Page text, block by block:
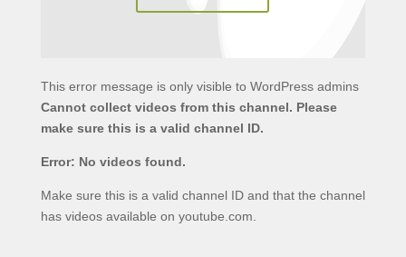
This error message is only visible to WordPress admins
Cannot collect videos from this channel. Please
make sure this is a valid channel ID.
Error: No videos found.
Make sure this is a valid channel ID and that the channel
has videos available on youtube.com.